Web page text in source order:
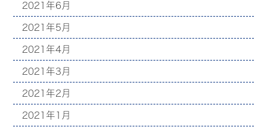
2021年6月
2021年5月
2021年4月
2021年3月
2021年2月
2021年1月